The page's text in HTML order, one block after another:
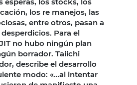
los re manejos, las
entre otros, pasan a
Para el
no hubo ningún plan
borrador. Taiichi
describe el desarrollo
modo: «…al intentar